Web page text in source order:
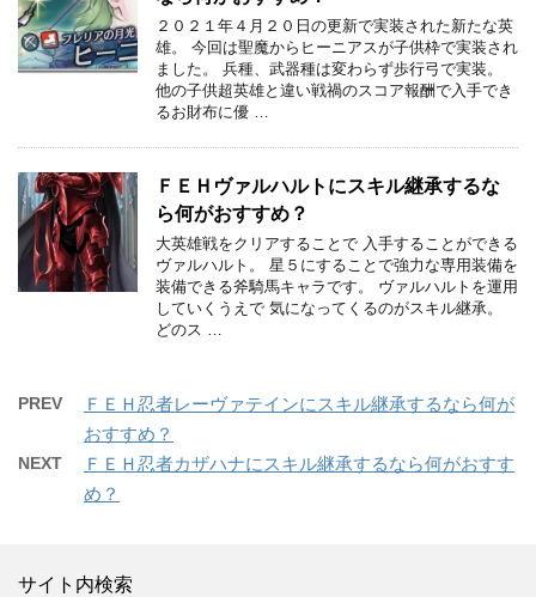
２０２１年４月２０日の更新で実装された新たな英
雄。 今回は聖魔からヒーニアスが子供枠で実装され
ました。 兵種、武器種は変わらず歩行弓で実装。
他の子供超英雄と違い戦禍のスコア報酬で入手でき
るお財布に優 …
ＦＥＨヴァルハルトにスキル継承するな
ら何がおすすめ？
大英雄戦をクリアすることで 入手することができる
ヴァルハルト。 星５にすることで強力な専用装備を
装備できる斧騎馬キャラです。 ヴァルハルトを運用
していくうえで 気になってくるのがスキル継承。
どのス …
PREV
ＦＥＨ忍者レーヴァテインにスキル継承するなら何が
おすすめ？
NEXT
ＦＥＨ忍者カザハナにスキル継承するなら何がおすす
め？
サイト内検索